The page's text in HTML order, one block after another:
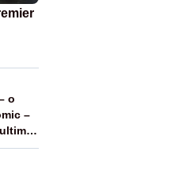
o
–